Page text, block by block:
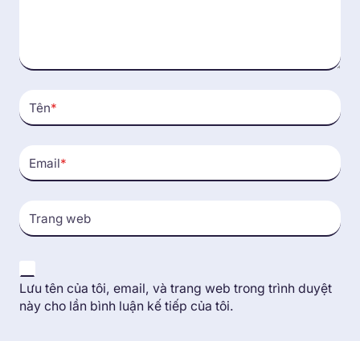
Tên*
Email*
Trang web
Lưu tên của tôi, email, và trang web trong trình duyệt
này cho lần bình luận kế tiếp của tôi.